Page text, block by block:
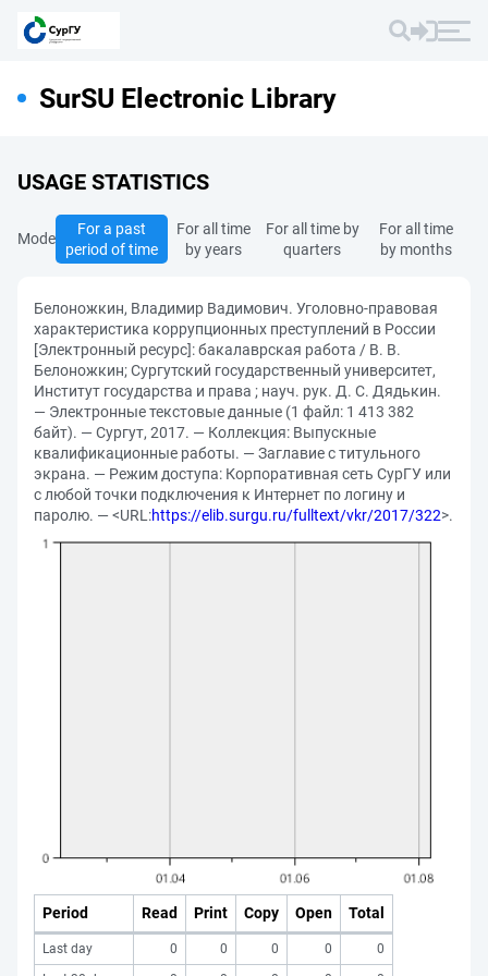
SurSU Electronic Library
USAGE STATISTICS
Mode
For a past
period of time
For all time
by years
For all time by
quarters
For all time
by months
Белоножкин, Владимир Вадимович. Уголовно-правовая
характеристика коррупционных преступлений в России
[Электронный ресурс]: бакалаврская работа / В. В.
Белоножкин; Сургутский государственный университет,
Институт государства и права ; науч. рук. Д. С. Дядькин.
— Электронные текстовые данные (1 файл: 1 413 382
байт). — Сургут, 2017. — Коллекция: Выпускные
квалификационные работы. — Заглавие с титульного
экрана. — Режим доступа: Корпоративная сеть СурГУ или
с любой точки подключения к Интернет по логину и
паролю. — <URL:https://elib.surgu.ru/fulltext/vkr/2017/322>.
Period Read Print Copy Open Total
Last day 0 0 0 0
0